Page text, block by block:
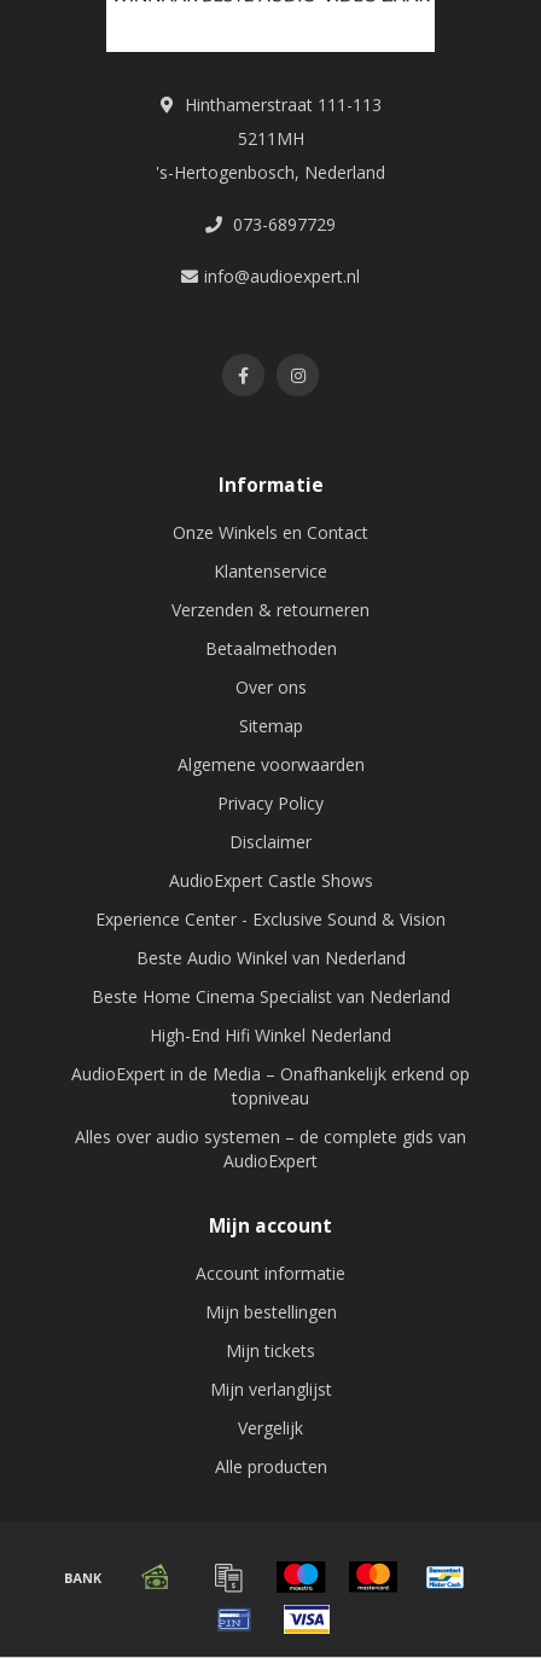
Hinthamerstraat 111-113
5211MH
's-Hertogenbosch, Nederland
073-6897729
info@audioexpert.nl
Informatie
Onze Winkels en Contact
Klantenservice
Verzenden & retourneren
Betaalmethoden
Over ons
Sitemap
Algemene voorwaarden
Privacy Policy
Disclaimer
AudioExpert Castle Shows
Experience Center - Exclusive Sound & Vision
Beste Audio Winkel van Nederland
Beste Home Cinema Specialist van Nederland
High-End Hifi Winkel Nederland
AudioExpert in de Media – Onafhankelijk erkend op
topniveau
Alles over audio systemen – de complete gids van
AudioExpert
Mijn account
Account informatie
Mijn bestellingen
Mijn tickets
Mijn verlanglijst
Vergelijk
Alle producten